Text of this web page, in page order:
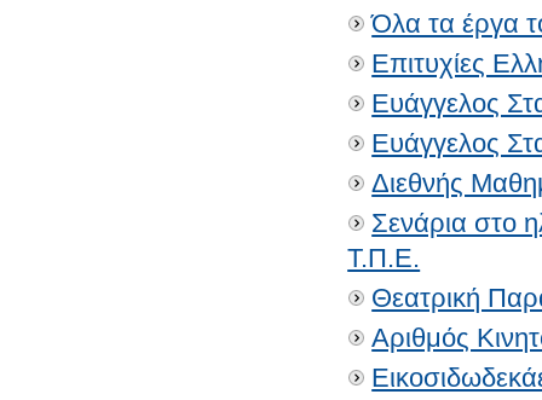
Όλα τα έργα
Επιτυχίες
Ευάγγελος
Ευάγγελος
Διεθνής
Σενάρια στο
Τ.Π.Ε.
Θεατρική
Αριθμός